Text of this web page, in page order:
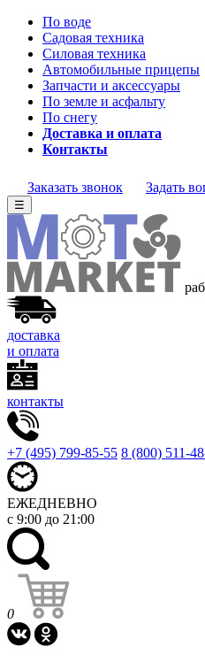
По воде
Садовая техника
Силовая техника
Автомобильные прицепы
Запчасти и аксессуары
По земле и асфальту
По снегу
Доставка и оплата
Контакты
Заказать звонок Задать
☰
доставка
и оплата
контакты
+7 (495) 799-85-55 8 (800) 511-
ЕЖЕДНЕВНО
с 9:00 до 21:00
0